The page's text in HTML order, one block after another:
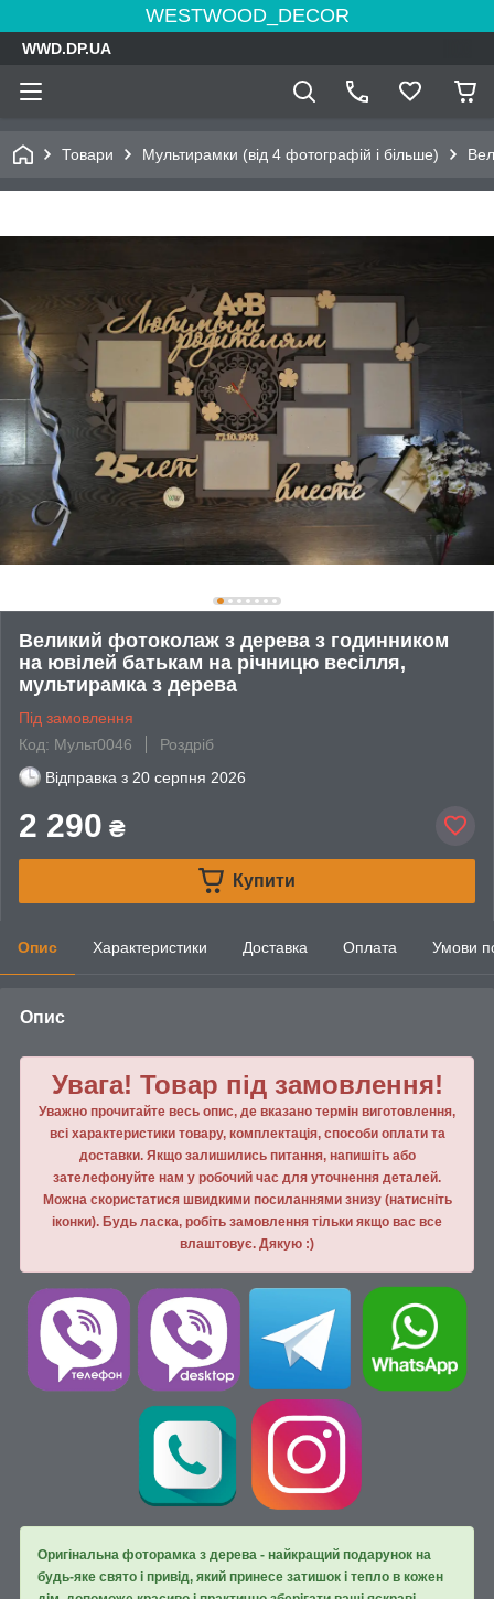
WESTWOOD_DECOR
WWD.DP.UA
Товари Мультирамки (від 4 фотографій і більше)
Великий фотоколаж з дерева з годинником
на ювілей батькам на річницю весілля,
мультирамка з дерева
Під замовлення
Код: Мульт0046
Роздріб
Відправка з 20 серпня 2026
2 290 ₴
Купити
Опис Характеристики Доставка Оплата Умови
Опис
Увага! Товар під замовлення!
Уважно прочитайте весь опис, де вказано термін виготовлення,
всі характеристики товару, комплектація, способи оплати та
доставки. Якщо залишились питання, напишiть або
зателефонуйте нам у робочий час для уточнення деталей.
Можна скористатися швидкими посиланнями знизу (натисніть
іконки). Будь ласка, робiть замовлення тiльки якщо вас все
влаштовує. Дякую :)
Оригінальна фоторамка з дерева - найкращий подарунок на
будь-яке свято і привід, який принесе затишок і тепло в кожен